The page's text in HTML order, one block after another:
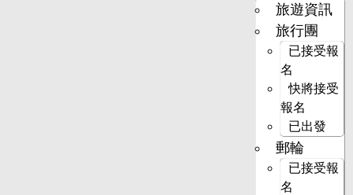
旅遊資訊
旅行團
已接受報
名
快將接受
報名
已出發
郵輪
已接受報
名